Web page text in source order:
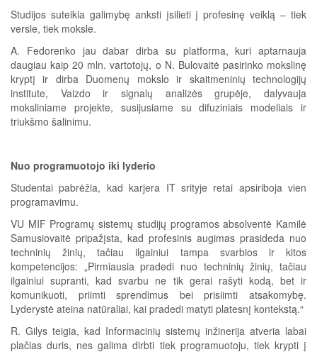
Studijos suteikia galimybę anksti įsilieti į profesinę veiklą – tiek
versle, tiek moksle.
A. Fedorenko jau dabar dirba su platforma, kuri aptarnauja
daugiau kaip 20 mln. vartotojų, o N. Bulovaitė pasirinko mokslinę
kryptį ir dirba Duomenų mokslo ir skaitmeninių technologijų
institute, Vaizdo ir signalų analizės grupėje, dalyvauja
moksliniame projekte, susijusiame su difuziniais modeliais ir
triukšmo šalinimu.
Nuo programuotojo iki lyderio
Studentai pabrėžia, kad karjera IT srityje retai apsiriboja vien
programavimu.
VU MIF Programų sistemų studijų programos absolventė Kamilė
Samusiovaitė pripažįsta, kad profesinis augimas prasideda nuo
techninių žinių, tačiau ilgainiui tampa svarbios ir kitos
kompetencijos: „Pirmiausia pradedi nuo techninių žinių, tačiau
ilgainiui supranti, kad svarbu ne tik gerai rašyti kodą, bet ir
komunikuoti, priimti sprendimus bei prisiimti atsakomybę.
Lyderystė ateina natūraliai, kai pradedi matyti platesnį kontekstą.“
R. Gilys teigia, kad Informacinių sistemų inžinerija atveria labai
plačias duris, nes galima dirbti tiek programuotoju, tiek krypti į